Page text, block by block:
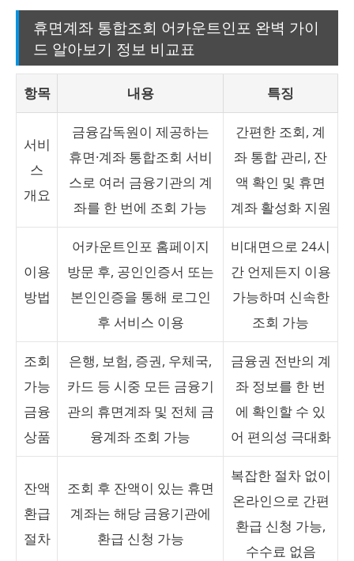
휴면계좌 통합조회 어카운트인포 완벽 가이
드 알아보기 정보 비교표
항목 내용 특징
서비
스
개요
금융감독원이 제공하는
휴면·계좌 통합조회 서비
스로 여러 금융기관의 계
좌를 한 번에 조회 가능
간편한 조회, 계
좌 통합 관리, 잔
액 확인 및 휴면
계좌 활성화 지원
이용
방법
어카운트인포 홈페이지
방문 후, 공인인증서 또는
본인인증을 통해 로그인
후 서비스 이용
비대면으로 24시
간 언제든지 이용
가능하며 신속한
조회 가능
조회
가능
금융
상품
은행, 보험, 증권, 우체국,
카드 등 시중 모든 금융기
관의 휴면계좌 및 전체 금
융계좌 조회 가능
금융권 전반의 계
좌 정보를 한 번
에 확인할 수 있
어 편의성 극대화
잔액
환급
절차
조회 후 잔액이 있는 휴면
계좌는 해당 금융기관에
환급 신청 가능
복잡한 절차 없이
온라인으로 간편
환급 신청 가능,
수수료 없음